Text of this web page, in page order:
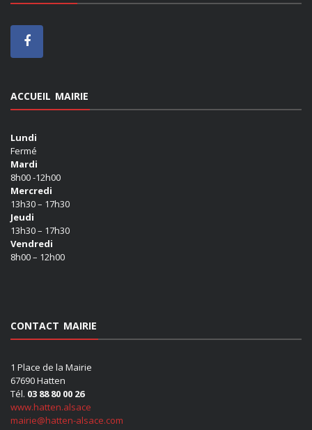
ACCUEIL MAIRIE
Lundi
Fermé
Mardi
8h00 -12h00
Mercredi
13h30 – 17h30
Jeudi
13h30 – 17h30
Vendredi
8h00 – 12h00
CONTACT MAIRIE
1 Place de la Mairie
67690 Hatten
Tél. 03 88 80 00 26
www.hatten.alsace
mairie@hatten-alsace.com